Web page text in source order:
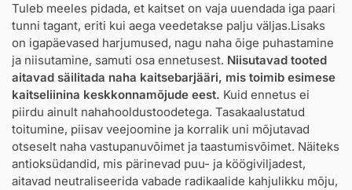
Tuleb meeles pidada, et kaitset on vaja uuendada iga paari
tunni tagant, eriti kui aega veedetakse palju väljas.Lisaks
on igapäevased harjumused, nagu naha õige puhastamine
ja niisutamine, samuti osa ennetusest. Niisutavad tooted
aitavad säilitada naha kaitsebarjääri, mis toimib esimese
kaitseliinina keskkonnamõjude eest. Kuid ennetus ei
piirdu ainult nahahooldustoodetega. Tasakaalustatud
toitumine, piisav veejoomine ja korralik uni mõjutavad
otseselt naha vastupanuvõimet ja taastumisvõimet. Näiteks
antioksüdandid, mis pärinevad puu- ja köögiviljadest,
aitavad neutraliseerida vabade radikaalide kahjulikku mõju,